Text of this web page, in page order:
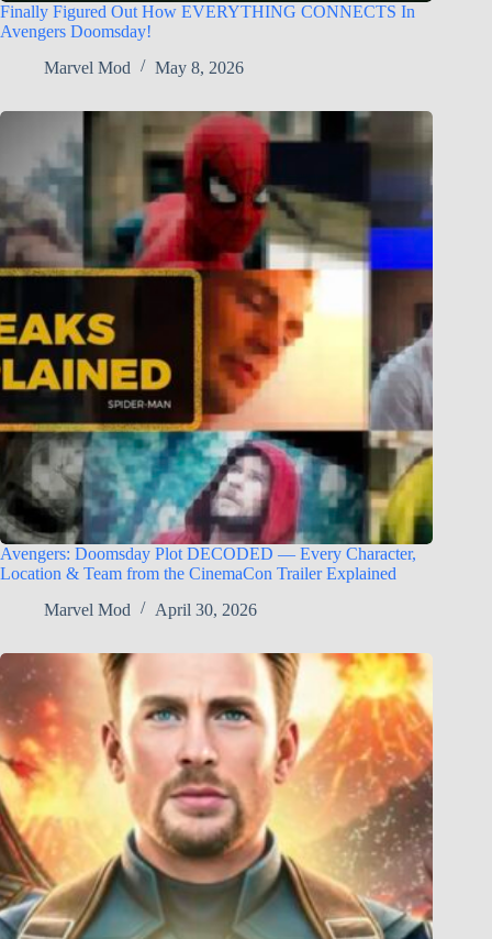
Finally Figured Out How EVERYTHING CONNECTS In
Avengers Doomsday!
Marvel Mod
May 8, 2026
Avengers: Doomsday Plot DECODED — Every Character,
Location & Team from the CinemaCon Trailer Explained
Marvel Mod
April 30, 2026